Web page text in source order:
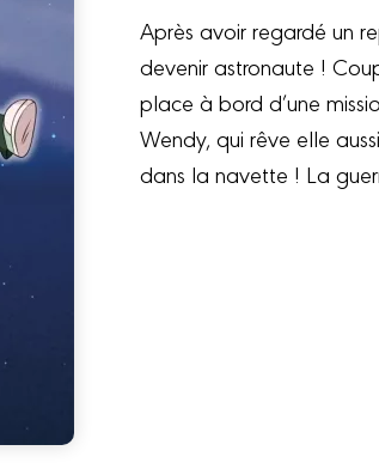
Après avoir regardé un
devenir astronaute !
place à bord d’une
Wendy, qui rêve elle
dans la navette ! La